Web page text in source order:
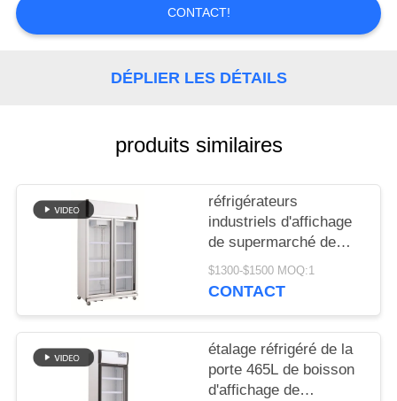
CONTRÔLE
NOUVELLES
DEMANDEZ
UN DEVIS
PLAN
DU
CONTACT!
DÉPLIER LES DÉTAILS
produits similaires
réfrigérateurs
industriels d'affichage
de supermarché de
boissons du matériel
de réfrigération 980L
$1300-$1500 MOQ:1
CONTACT
étalage réfrigéré de la
porte 465L de boisson
d'affichage de